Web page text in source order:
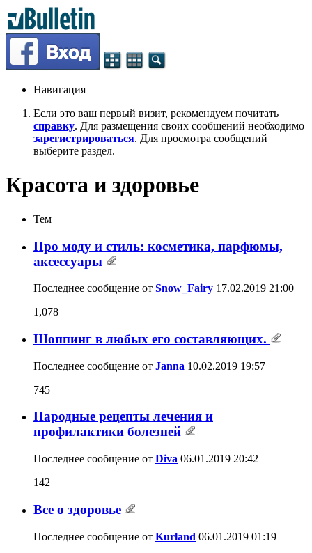
Навигация
Если это ваш первый визит, рекомендуем почитать
справку. Для размещения своих сообщений необходимо
зарегистрироваться. Для просмотра сообщений
выберите раздел.
Красота и здоровье
Тем
Про моду и стиль: косметика, парфюмы,
аксессуары
Последнее сообщение от Snow_Fairy 17.02.2019 21:00
1,078
Шоппинг в любых его составляющих.
Последнее сообщение от Janna 10.02.2019 19:57
745
Народные рецепты лечения и
профилактики болезней
Последнее сообщение от Diva 06.01.2019 20:42
142
Все о здоровье
Последнее сообщение от Kurland 06.01.2019 01:19